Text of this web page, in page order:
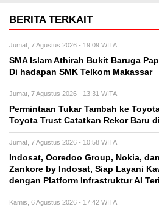
BERITA TERKAIT
Jumat, 7 Agustus 2026 - 19:09 WITA
SMA Islam Athirah Bukit Baruga
Di hadapan SMK Telkom Makassar
Jumat, 7 Agustus 2026 - 13:31 WITA
Permintaan Tukar Tambah ke
Toyota Trust Catatkan Rekor Baru
Jumat, 7 Agustus 2026 - 10:58 WITA
Indosat, Ooredoo Group, Nokia,
Zankore by Indosat, Siap Layani
dengan Platform Infrastruktur AI
Kamis, 6 Agustus 2026 - 17:42 WITA